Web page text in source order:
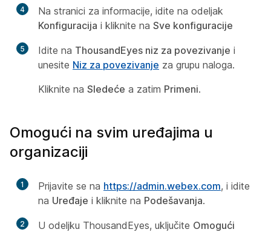
4
Na stranici za informacije, idite na odeljak
Konfiguracija i kliknite na Sve konfiguracije
5 Idite na ThousandEyes niz za povezivanje i
unesite Niz za povezivanje za grupu naloga.
Kliknite na Sledeće a zatim Primeni.
Omogući na svim uređajima u
organizaciji
1 Prijavite se na https://admin.webex.com, i idite
na Uređaje i kliknite na Podešavanja.
2 U odeljku ThousandEyes, uključite Omogući